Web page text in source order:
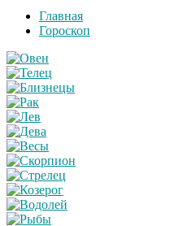
Главная
Гороскоп